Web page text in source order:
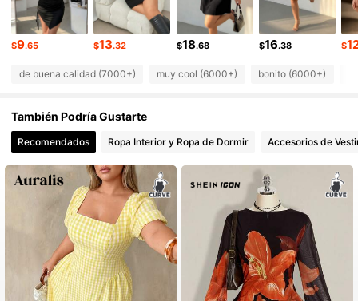
4.81 132K Seguidores
4.81 132K Seguidores
$9.65 $13.32 $18.68 $16.38 $
de buena calidad (7000+) muy cool (6000+) bonito (6000+)
También Podría Gustarte
Recomendados Ropa Interior y Ropa de Dormir Accesorios de